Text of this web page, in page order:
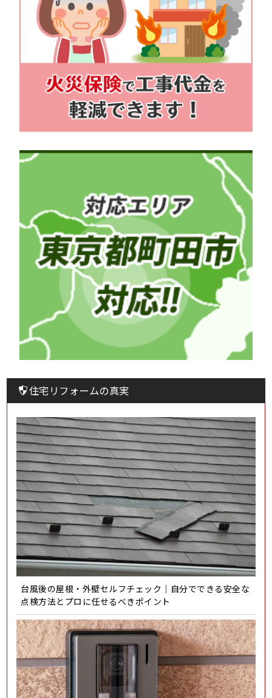
住宅リフォームの真実
台風後の屋根・外壁セルフチェック｜自分でできる安全な
点検方法とプロに任せるべきポイント